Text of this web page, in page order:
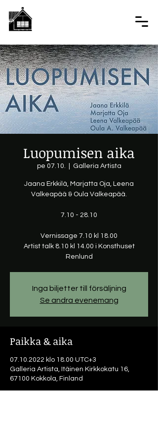
Luopumisen aika
pe 07.10. Galleria Artista
Jaana Erkkilä, Marjatta Oja, Leena
Valkeapää & Oula Valkeapää.
7.10 - 28.10
Vernissage 7.10 kl 18.00
Artist talk 8.10 kl 14.00 i Konsthuset
Renlund
Inga biljetter till försäljning
Se andra evenemang
Paikka & aika
07.10.2022 klo 18.00 UTC+3
Galleria Artista, Itäinen Kirkkokatu 16,
67100 Kokkola, Finland